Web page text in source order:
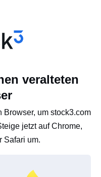
veralteten
um stock3.com
jetzt auf Chrome,
Safari um.